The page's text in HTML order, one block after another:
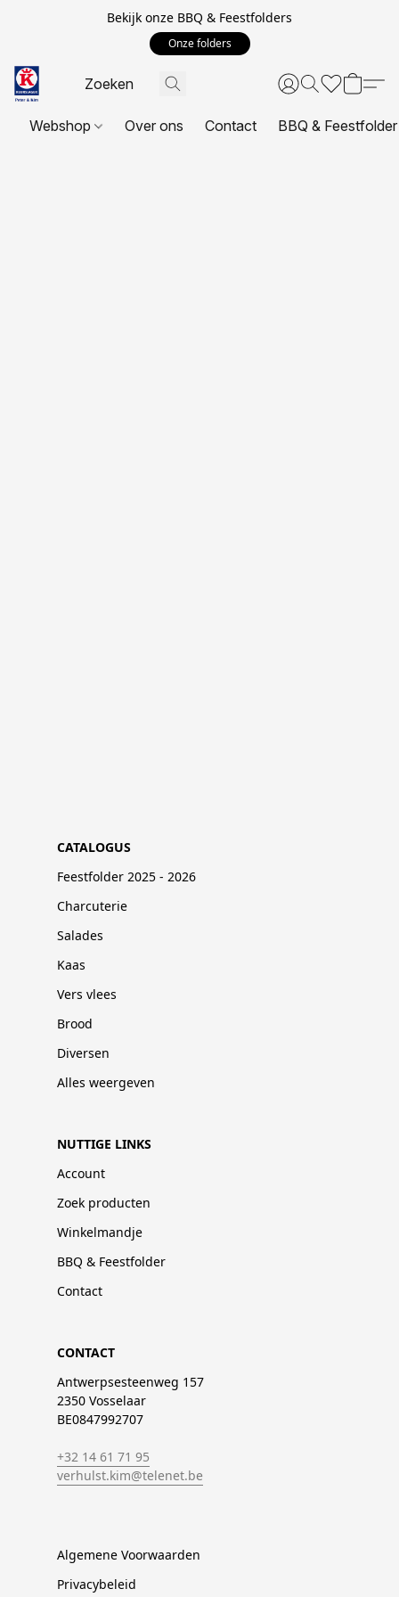
Bekijk onze BBQ & Feestfolders
Onze folders
Webshop Over ons Contact BBQ & Feestfolder
CATALOGUS
Feestfolder 2025 - 2026
Charcuterie
Salades
Kaas
Vers vlees
Brood
Diversen
Alles weergeven
NUTTIGE LINKS
Account
Zoek producten
Winkelmandje
BBQ & Feestfolder
Contact
CONTACT
Antwerpsesteenweg 157
2350 Vosselaar
BE0847992707
+32 14 61 71 95
verhulst.kim@telenet.be
Algemene Voorwaarden
Privacybeleid